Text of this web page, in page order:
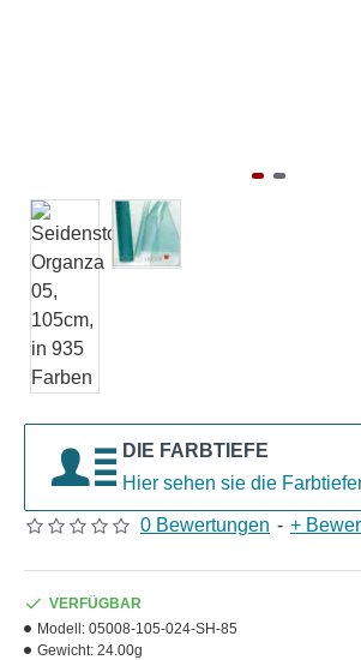
DIE FARBTIEFE
Hier sehen sie die
0 Bewertungen - +
VERFÜGBAR
Modell: 05008-105-024-SH-85
Gewicht: 24.00g